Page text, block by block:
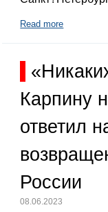
Read more
Карпину
ответил
России
08.06.2023